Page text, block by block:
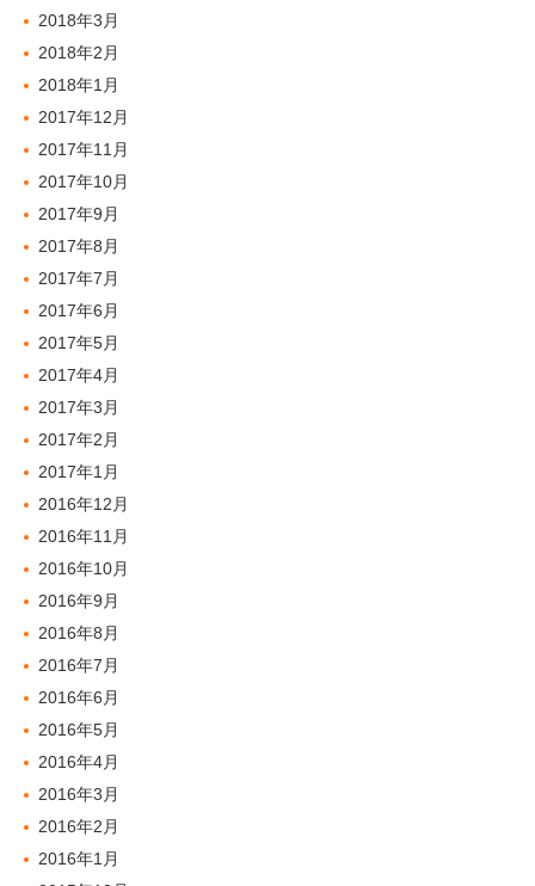
2018年3月
2018年2月
2018年1月
2017年12月
2017年11月
2017年10月
2017年9月
2017年8月
2017年7月
2017年6月
2017年5月
2017年4月
2017年3月
2017年2月
2017年1月
2016年12月
2016年11月
2016年10月
2016年9月
2016年8月
2016年7月
2016年6月
2016年5月
2016年4月
2016年3月
2016年2月
2016年1月